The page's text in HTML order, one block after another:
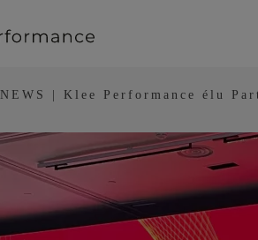
NEWS | Klee Performance élu